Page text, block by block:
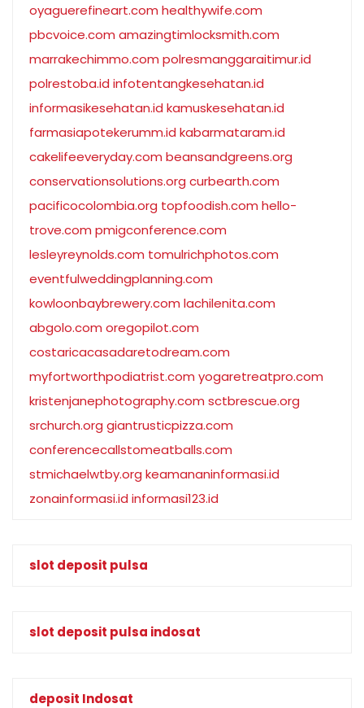
oyaguerefineart.com healthywife.com
pbcvoice.com amazingtimlocksmith.com
marrakechimmo.com polresmanggaraitimur.id
polrestoba.id infotentangkesehatan.id
informasikesehatan.id kamuskesehatan.id
farmasiapotekerumm.id kabarmataram.id
cakelifeeveryday.com beansandgreens.org
conservationsolutions.org curbearth.com
pacificocolombia.org topfoodish.com hello-
trove.com pmigconference.com
lesleyreynolds.com tomulrichphotos.com
eventfulweddingplanning.com
kowloonbaybrewery.com lachilenita.com
abgolo.com oregopilot.com
costaricacasadaretodream.com
myfortworthpodiatrist.com yogaretreatpro.com
kristenjanephotography.com sctbrescue.org
srchurch.org giantrusticpizza.com
conferencecallstomeatballs.com
stmichaelwtby.org keamananinformasi.id
zonainformasi.id informasi123.id
slot deposit pulsa
slot deposit pulsa indosat
deposit Indosat